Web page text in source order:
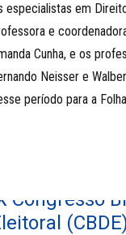
especialistas em
e
Cunha, e os
Neisser e
período para a
Congresso